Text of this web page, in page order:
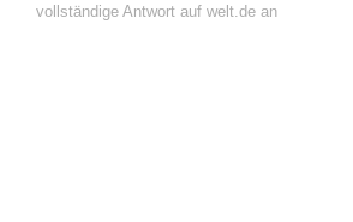
vollständige Antwort auf welt.de an